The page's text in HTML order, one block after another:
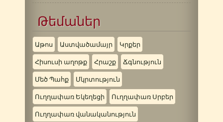
Թեմաներ
Աթոս Աստվածամայր Կրքեր
Հիսուսի աղոթք Հրաշք Ճգնություն
Մեծ Պահք Մկրտություն
Ուղղափառ Եկեղեցի Ուղղափառ Սրբեր
Ուղղափառ վանականություն